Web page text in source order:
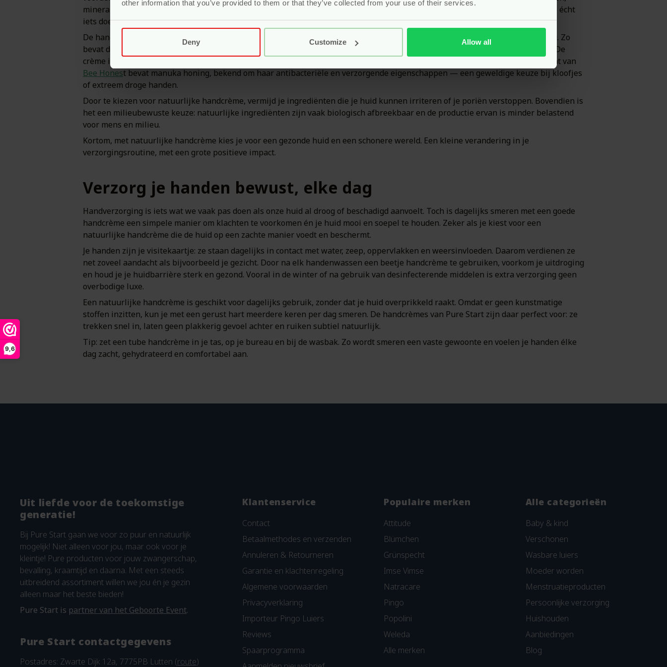
other information that you’ve provided to them or that they’ve collected from your use of their services.
Deny Customize Allow all
9,6
minerale oliën of kunstmatige geurstoffen, richten natuurlijke handcrèmes zich juist op zuivere, plantaardige ingrediënten die écht
iets doen voor je huid.
De handcrèmes in het assortiment van Pure Start zijn zorgvuldig geselecteerd op hun pure samenstelling en bewezen werking. Zo
bevat de
van INCIA geen schadelijke stoffen en is zelfs de verpakking ontworpen met duurzaamheid in gedachten. De
crème is rijk aan voedende ingrediënten zoals kokosolie, bijenwas en vitamine E, die de huid kalmeren en herstellen. De variant van
Bee Honest bevat manuka honing, bekend om haar antibacteriële en verzorgende eigenschappen — een geweldige keuze bij kloofjes
of extreem droge handen.
Door te kiezen voor natuurlijke handcrème, vermijd je ingrediënten die je huid kunnen irriteren of je poriën verstoppen. Bovendien is
het een milieubewuste keuze: natuurlijke ingrediënten zijn vaak biologisch afbreekbaar en de productie ervan is minder belastend
voor mens en milieu.
Kortom, met natuurlijke handcrème kies je voor een gezonde huid en een schonere wereld. Een kleine verandering in je
verzorgingsroutine, met een grote positieve impact.
Verzorg je handen bewust, elke dag
Handverzorging is iets wat we vaak pas doen als onze huid al droog of beschadigd aanvoelt. Toch is dagelijks smeren met een goede
handcrème een simpele manier om klachten te voorkomen én je huid mooi en soepel te houden. Zeker als je kiest voor een
natuurlijke handcrème die de huid op een zachte manier voedt en beschermt.
Je handen zijn je visitekaartje: ze staan dagelijks in contact met water, zeep, oppervlakken en weersinvloeden. Daarom verdienen ze
net zoveel aandacht als bijvoorbeeld je gezicht. Door na elk handenwassen een beetje handcrème te gebruiken, voorkom je uitdroging
en houd je je huidbarrière sterk en gezond. Vooral in de winter of na gebruik van desinfecterende middelen is extra verzorging geen
overbodige luxe.
Een natuurlijke handcrème is geschikt voor dagelijks gebruik, zonder dat je huid overprikkeld raakt. Omdat er geen kunstmatige
stoffen inzitten, kun je met een gerust hart meerdere keren per dag smeren. De handcrèmes van Pure Start zijn daar perfect voor: ze
trekken snel in, laten geen plakkerig gevoel achter en ruiken subtiel natuurlijk.
Tip: zet een tube handcrème in je tas, op je bureau en bij de wasbak. Zo wordt smeren een vaste gewoonte en voelen je handen élke
dag zacht, gehydrateerd en comfortabel aan.
Uit liefde voor de toekomstige
generatie!
Bij Pure Start gaan we voor zo puur en natuurlijk
mogelijk! Niet alleen voor jou, maar ook voor je
kleintje! Pure producten voor jouw zwangerschap,
bevalling, kraamtijd en daarna. Met een steeds
uitbreidend assortiment willen we jou én je gezin
alleen maar het beste bieden!
Pure Start is partner van het Geboorte Event.
Pure Start contactgegevens
Postadres: Zwarte Dijk 12a, 7775PB Lutten (route)
Klantenservice
Contact
Betaalmethodes en verzenden
Annuleren & Retourneren
Garantie en klachtenregeling
Algemene voorwaarden
Privacyverklaring
Importeur Pingo Luiers
Reviews
Spaarprogramma
Populaire merken
Attitude
Blümchen
Grünspecht
Imse Vimse
Natracare
Pingo
Popolini
Weleda
Alle merken
Alle categorieën
Baby & kind
Verschonen
Wasbare luiers
Moeder worden
Menstruatieproducten
Persoonlijke verzorging
Huishouden
Aanbiedingen
Blog